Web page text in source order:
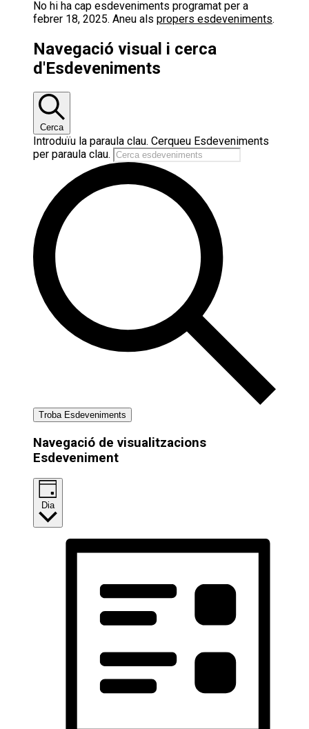
No hi ha cap esdeveniments programat per a
febrer 18, 2025. Aneu als propers esdeveniments.
Navegació visual i cerca
d'Esdeveniments
Cerca
Introduïu la paraula clau. Cerqueu Esdeveniments
per paraula clau.
Troba Esdeveniments
Navegació de visualitzacions
Esdeveniment
Dia